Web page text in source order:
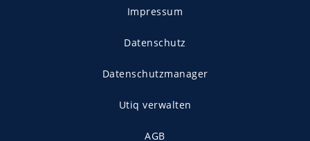
Impressum
Datenschutz
Datenschutzmanager
Utiq verwalten
AGB